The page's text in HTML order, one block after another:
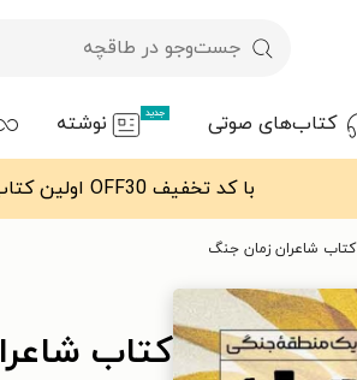
کتاب‌های صوتی جدید نوشته
با کد تخفیف OFF30 اولین کتاب الکترونیکی یا صوتی‌ات را با ۳۰٪ تخفیف از طاقچه دریافت کن.
کتاب شاعران زمان جنگ
کتاب